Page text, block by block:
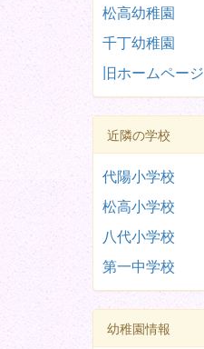
松高幼稚園
千丁幼稚園
旧ホームページ
近隣の学校
代陽小学校
松高小学校
八代小学校
第一中学校
幼稚園情報